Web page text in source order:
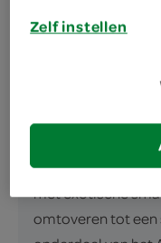
Geef Je Aziatische
smaken van Azië
het creëren van
bamigerechten.
met exotische
omtoveren tot een
Zelf instellen